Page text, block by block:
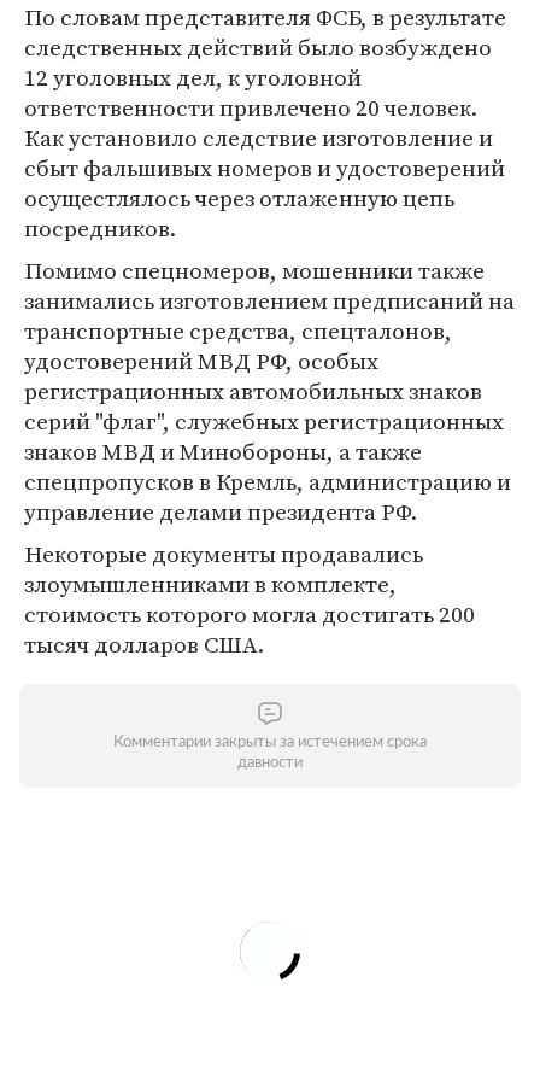
По словам представителя ФСБ, в результате
следственных действий было возбуждено
12 уголовных дел, к уголовной
ответственности привлечено 20 человек.
Как установило следствие изготовление и
сбыт фальшивых номеров и удостоверений
осущестлялось через отлаженную цепь
посредников.
Помимо спецномеров, мошенники также
занимались изготовлением предписаний на
транспортные средства, спецталонов,
удостоверений МВД РФ, особых
регистрационных автомобильных знаков
серий "флаг", служебных регистрационных
знаков МВД и Минобороны, а также
спецпропусков в Кремль, администрацию и
управление делами президента РФ.
Некоторые документы продавались
злоумышленниками в комплекте,
стоимость которого могла достигать 200
тысяч долларов США.
Комментарии закрыты за истечением срока
давности